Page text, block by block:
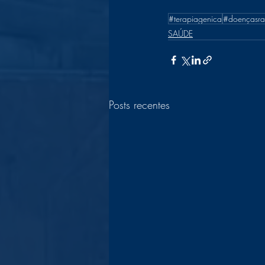
#terapiagenica
SAÚDE
Posts recentes